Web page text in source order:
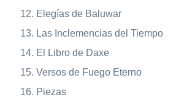
Elegías de Baluwar
Las Inclemencias del Tiempo
El Libro de Daxe
Versos de Fuego Eterno
Piezas